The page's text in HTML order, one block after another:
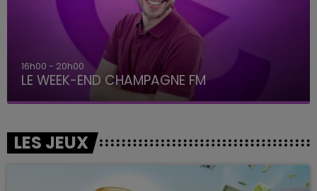
16h00 - 20h00
LE WEEK-END CHAMPAGNE FM
LES JEUX